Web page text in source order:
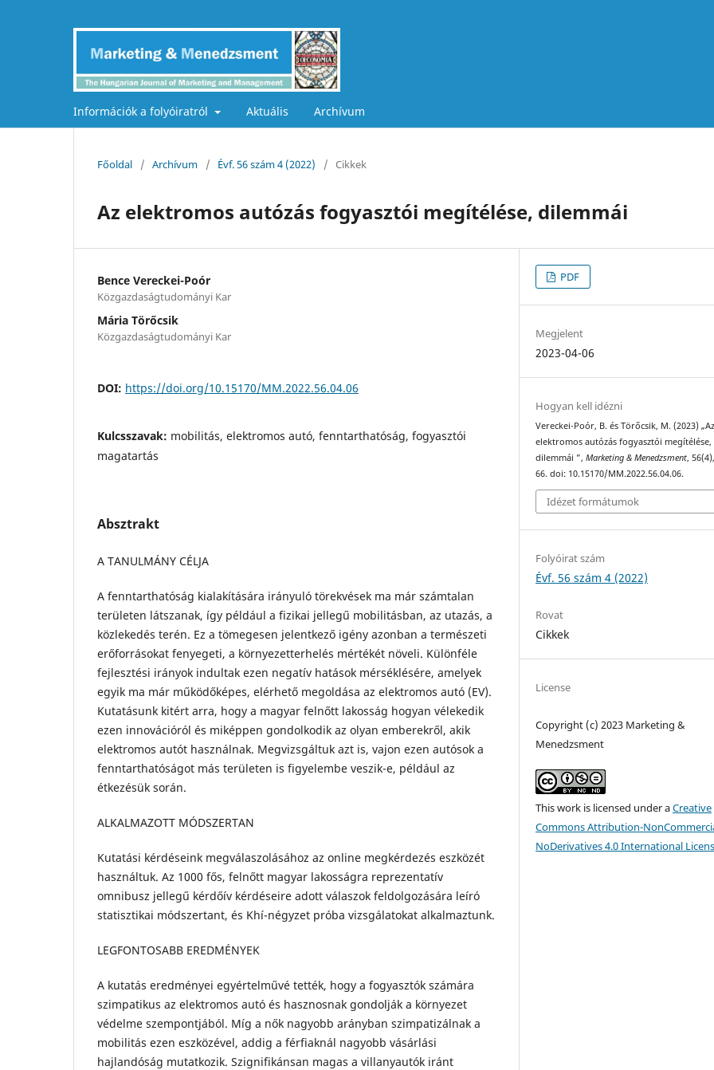
Információk a folyóiratról Aktuális Archívum
Főoldal / Archívum / Évf. 56 szám 4 (2022) / Cikkek
Az elektromos autózás fogyasztói megítélése, dilemmái
Bence Vereckei-Poór
Közgazdaságtudományi Kar
Mária Törőcsik
Közgazdaságtudományi Kar
DOI: https://doi.org/10.15170/MM.2022.56.04.06
Kulcsszavak: mobilitás, elektromos autó, fenntarthatóság, fogyasztói
magatartás
Absztrakt
A TANULMÁNY CÉLJA
A fenntarthatóság kialakítására irányuló törekvések ma már számtalan
területen látszanak, így például a fizikai jellegű mobilitásban, az utazás, a
közlekedés terén. Ez a tömegesen jelentkező igény azonban a természeti
erőforrásokat fenyegeti, a környezetterhelés mértékét növeli. Különféle
fejlesztési irányok indultak ezen negatív hatások mérséklésére, amelyek
egyik ma már működőképes, elérhető megoldása az elektromos autó (EV).
Kutatásunk kitért arra, hogy a magyar felnőtt lakosság hogyan vélekedik
ezen innovációról és miképpen gondolkodik az olyan emberekről, akik
elektromos autót használnak. Megvizsgáltuk azt is, vajon ezen autósok a
fenntarthatóságot más területen is figyelembe veszik-e, például az
étkezésük során.
ALKALMAZOTT MÓDSZERTAN
Kutatási kérdéseink megválaszolásához az online megkérdezés eszközét
használtuk. Az 1000 fős, felnőtt magyar lakosságra reprezentatív
omnibusz jellegű kérdőív kérdéseire adott válaszok feldolgozására leíró
statisztikai módszertant, és Khí-négyzet próba vizsgálatokat alkalmaztunk.
LEGFONTOSABB EREDMÉNYEK
A kutatás eredményei egyértelművé tették, hogy a fogyasztók számára
szimpatikus az elektromos autó és hasznosnak gondolják a környezet
védelme szempontjából. Míg a nők nagyobb arányban szimpatizálnak a
mobilitás ezen eszközével, addig a férfiaknál nagyobb vásárlási
hajlandóság mutatkozik. Szignifikánsan magas a villanyautók iránt
PDF
Megjelent
2023-04-06
Hogyan kell idézni
Vereckei-Poór, B. és Törőcsik, M. (2023) „Az
elektromos autózás fogyasztói megítélése,
dilemmái ”,Marketing & Menedzsment,
66. doi: 10.15170/MM.2022.56.04.06.
Idézet formátumok
Folyóirat szám
Évf. 56 szám 4 (2022)
Rovat
Cikkek
License
Copyright (c) 2023 Marketing &
Menedzsment
This work is licensed under aCreative
Commons Attribution-
NoDerivatives 4.0 International